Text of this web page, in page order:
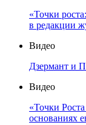
«Точки
в редакции
Видео
Дзермант и
Видео
«Точки
основаниях